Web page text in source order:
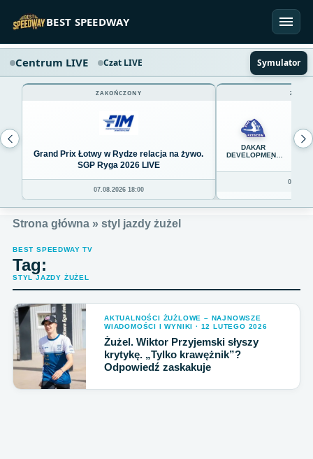
BEST SPEEDWAY
Centrum LIVE Czat LIVE Symulator
ZAKOŃCZONY
Grand Prix Łotwy w Rydze relacja na żywo.
SGP Ryga 2026 LIVE
07.08.2026 18:00
DAKAR
DEVELOPMENT
45
Strona główna » styl jazdy żużel
BEST SPEEDWAY TV
Tag:
STYL JAZDY ŻUŻEL
AKTUALNOŚCI ŻUŻLOWE – NAJNOWSZE
WIADOMOŚCI I WYNIKI · 12 LUTEGO 2026
Żużel. Wiktor Przyjemski słyszy
krytykę. „Tylko krawężnik”?
Odpowiedź zaskakuje